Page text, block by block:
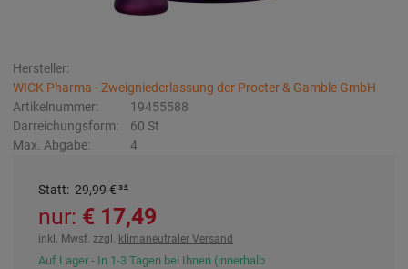
Hersteller:
WICK Pharma - Zweigniederlassung der Procter & Gamble GmbH
Artikelnummer:
19455588
Darreichungsform:
60 St
Max. Abgabe:
4
Statt: 29,99 €³
nur: 17,49 €
inkl. Mwst. zzgl. klimaneutraler Versand
Auf Lager - In 1-3 Tagen bei Ihnen (innerhalb